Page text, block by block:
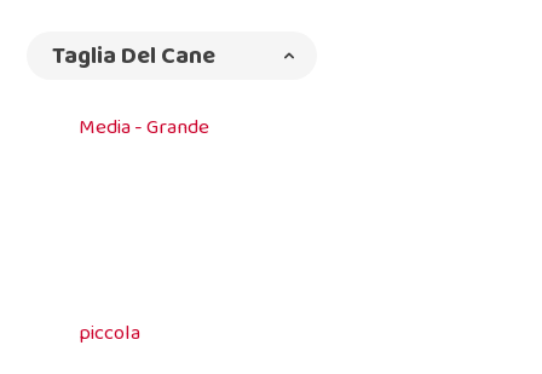
Taglia Del Cane
Media - Grande
piccola